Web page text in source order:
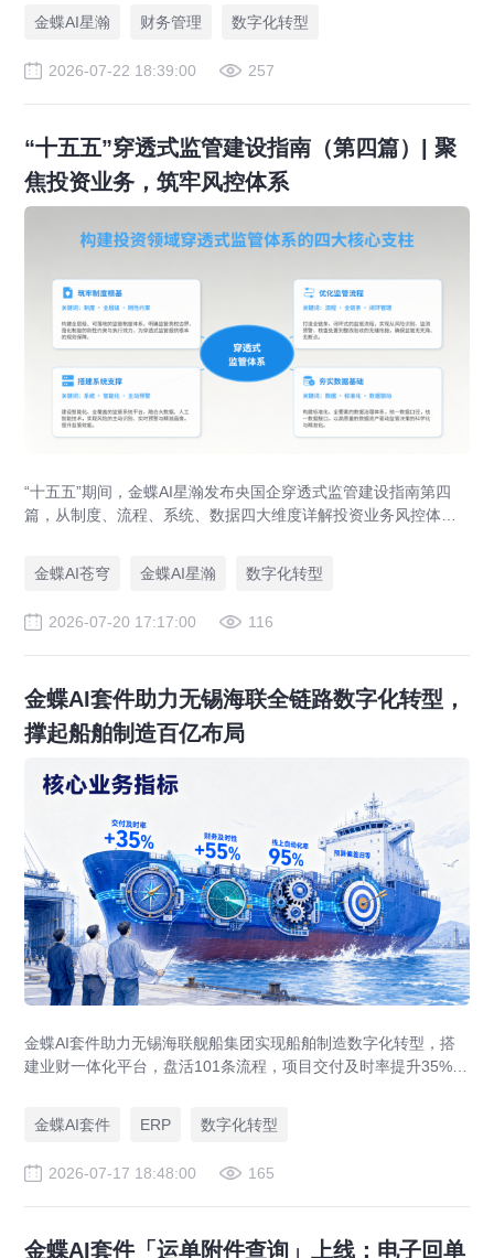
局、华为、通威等领先企业的共同选择。
金蝶AI星瀚 财务管理 数字化转型
2026-07-22 18:39:00 257
“十五五”穿透式监管建设指南（第四篇）| 聚
焦投资业务，筑牢风控体系
“十五五”期间，金蝶AI星瀚发布央国企穿透式监管建设指南第四
篇，从制度、流程、系统、数据四大维度详解投资业务风控体系
金蝶AI苍穹
金蝶AI星瀚 数字化转型
2026-07-20 17:17:00 116
金蝶AI套件助力无锡海联全链路数字化转型，
撑起船舶制造百亿布局
金蝶AI套件助力无锡海联舰船集团实现船舶制造数字化转型，搭
建业财一体化平台，盘活101条流程，项目交付及时率提升35%，
金蝶AI套件
ERP 数字化转型
2026-07-17 18:48:00 165
金蝶AI套件「运单附件查询」上线：电子回单